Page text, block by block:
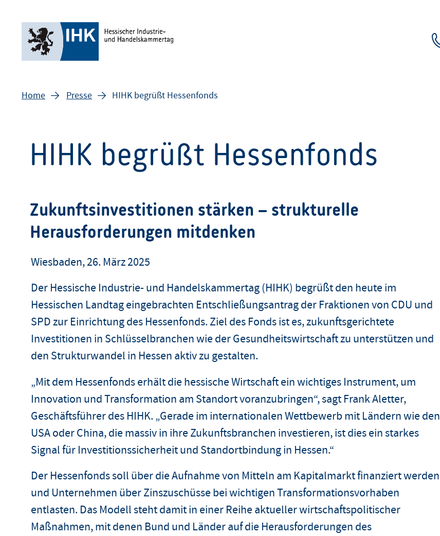
Home Presse HIHK begrüßt Hessenfonds
HIHK begrüßt Hessenfonds
Zukunftsinvestitionen stärken – strukturelle
Herausforderungen mitdenken
Wiesbaden, 26. März 2025
Der Hessische Industrie- und Handelskammertag (HIHK) begrüßt den heute im
Hessischen Landtag eingebrachten Entschließungsantrag der Fraktionen von CDU und
SPD zur Einrichtung des Hessenfonds. Ziel des Fonds ist es, zukunftsgerichtete
Investitionen in Schlüsselbranchen wie der Gesundheitswirtschaft zu unterstützen und
den Strukturwandel in Hessen aktiv zu gestalten.
„Mit dem Hessenfonds erhält die hessische Wirtschaft ein wichtiges Instrument, um
Innovation und Transformation am Standort voranzubringen“, sagt Frank Aletter,
Geschäftsführer des HIHK. „Gerade im internationalen Wettbewerb mit Ländern wie den
USA oder China, die massiv in ihre Zukunftsbranchen investieren, ist dies ein starkes
Signal für Investitionssicherheit und Standortbindung in Hessen.“
Der Hessenfonds soll über die Aufnahme von Mitteln am Kapitalmarkt finanziert werden
und Unternehmen über Zinszuschüsse bei wichtigen Transformationsvorhaben
entlasten. Das Modell steht damit in einer Reihe aktueller wirtschaftspolitischer
Maßnahmen, mit denen Bund und Länder auf die Herausforderungen des